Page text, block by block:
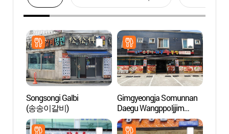
Songsongi Galbi
(송송이갈비)
Gimgyeongja Somunnan
Daegu Wangppoljjim
(김경자소문난대구왕뽈
찜)